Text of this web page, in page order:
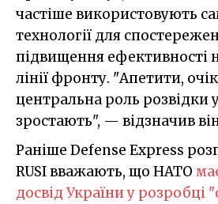
частіше використовують
технології для
підвищення ефективності
лінії фронту. "Апетити,
центральна роль розвідки
зростають", — відзначив
Раніше Defense Express
RUSI вважають, що НАТО
досвід України у розробці